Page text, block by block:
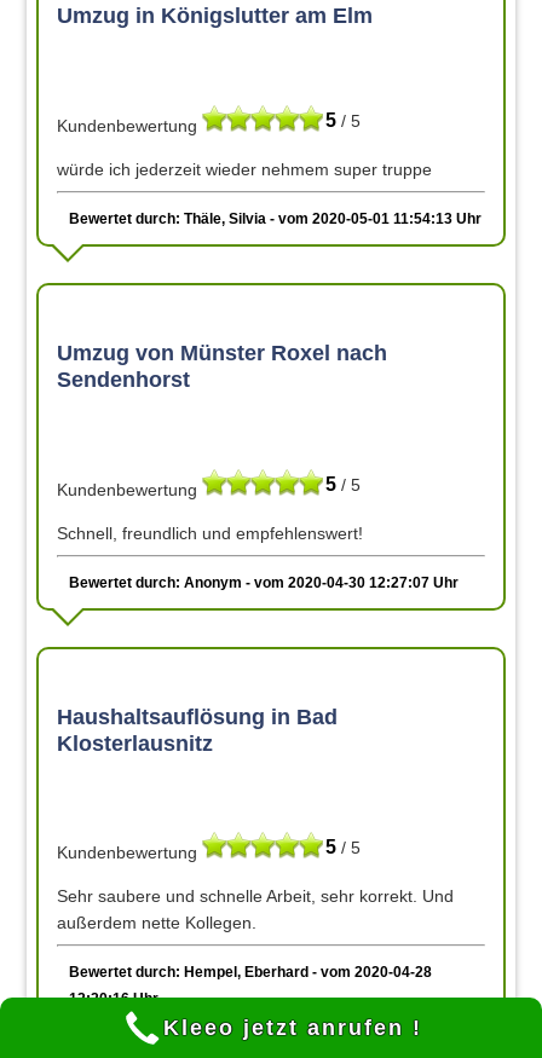
Umzug in Königslutter am Elm
5 / 5
Kundenbewertung
würde ich jederzeit wieder nehmem super truppe
Bewertet durch: Thäle, Silvia - vom 2020-05-01 11:54:13 Uhr
Umzug von Münster Roxel nach
Sendenhorst
5 / 5
Kundenbewertung
Schnell, freundlich und empfehlenswert!
Bewertet durch: Anonym - vom 2020-04-30 12:27:07 Uhr
Haushaltsauflösung in Bad
Klosterlausnitz
5 / 5
Kundenbewertung
Sehr saubere und schnelle Arbeit, sehr korrekt. Und
außerdem nette Kollegen.
Bewertet durch: Hempel, Eberhard - vom 2020-04-28
12:20:16 Uhr
Kleeo jetzt anrufen !